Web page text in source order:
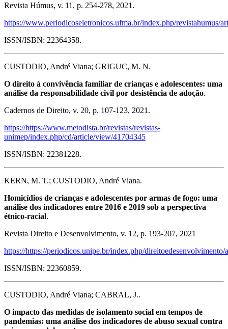
Revista Húmus, v. 11, p. 254-278, 2021.
https://www.periodicoseletronicos.ufma.br/index.php/revistahumus/
ISSN/ISBN: 22364358.
CUSTODIO, André Viana; GRIGUC, M. N.
O direito à convivência familiar de crianças e adolescentes: uma
análise da responsabilidade civil por desistência de adoção.
Cadernos de Direito, v. 20, p. 107-123, 2021.
https://https://www.metodista.br/revistas/revistas-
unimep/index.php/cd/article/view/41704345
ISSN/ISBN: 22381228.
KERN, M. T.; CUSTODIO, André Viana.
Homicídios de crianças e adolescentes por armas de fogo: uma
análise dos indicadores entre 2016 e 2019 sob a perspectiva
étnico-racial.
Revista Direito e Desenvolvimento, v. 12, p. 193-207, 2021
https://https://periodicos.unipe.br/index.php/
ISSN/ISBN: 22360859.
CUSTODIO, André Viana; CABRAL, J..
O impacto das medidas de isolamento social em tempos de
pandemias: uma análise dos indicadores de abuso sexual contra